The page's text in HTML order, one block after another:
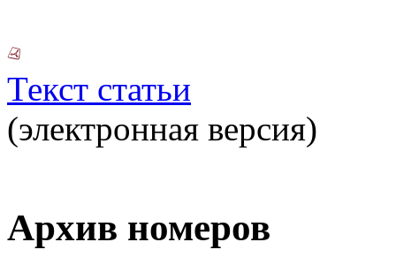
Текст статьи
(электронная версия)
Архив номеров